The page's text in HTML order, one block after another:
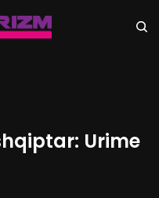
Urime